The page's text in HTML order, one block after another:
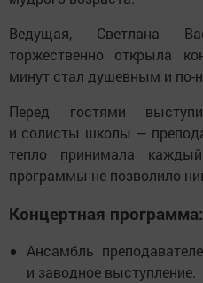
Ведущая, Светлана
торжественно открыла
минут стал душевным и
Перед гостями
и солисты школы —
тепло принимала
программы не позволило
Концертная программа:
Ансамбль
и заводное выступление.